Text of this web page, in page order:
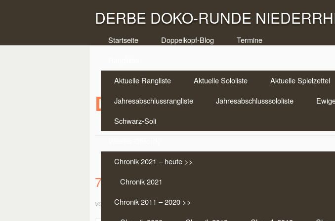
DERBE DOKO-RUNDE
Startseite Doppelkopf-Blog
Termine
Aktuelle Rangliste
Aktuelle Sololiste Aktuelle Spielzettel
Jahresabschlussrangliste
Jahresabschlusssololiste
Schwarz-Soli
Chronik 2021 – heute >>
Chronik 2021
Chronik 2011 – 2020 >>
Doko-Party
7. Doko-Party 2014 – 06.06.2014
von: Frank Brunsam Juni 7, 2014 in